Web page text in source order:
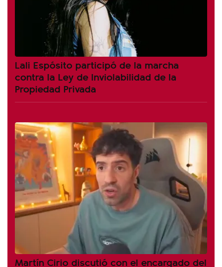
Lali Espósito participó de la marcha
contra la Ley de Inviolabilidad de la
Propiedad Privada
Martín Cirio discutió con el encargado del